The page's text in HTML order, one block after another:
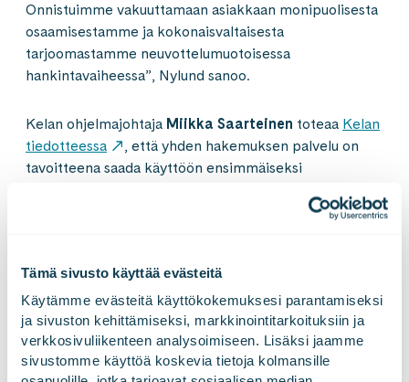
Tämä sivusto käyttää evästeitä
Käytämme evästeitä käyttökokemuksesi parantamiseksi
ja sivuston kehittämiseksi, markkinointitarkoituksiin ja
verkkosivuliikenteen analysoimiseen. Lisäksi jaamme
sivustomme käyttöä koskevia tietoja kolmansille
Onnistuimme vakuuttamaan asiakkaan monipuolisesta
osaamisestamme ja kokonaisvaltaisesta
tarjoomastamme neuvottelumuotoisessa
hankintavaiheessa”, Nylund sanoo.
Kelan ohjelmajohtaja Miikka Saarteinen toteaa Kelan
tiedotteessa
, että yhden hakemuksen palvelu on
tavoitteena saada käyttöön ensimmäiseksi
Palveluun tulee ensivaiheessa mukaan myös kartoitus
Lisätietoja:
Mikael Nylund, toimitusjohtaja, Gofore Oyj